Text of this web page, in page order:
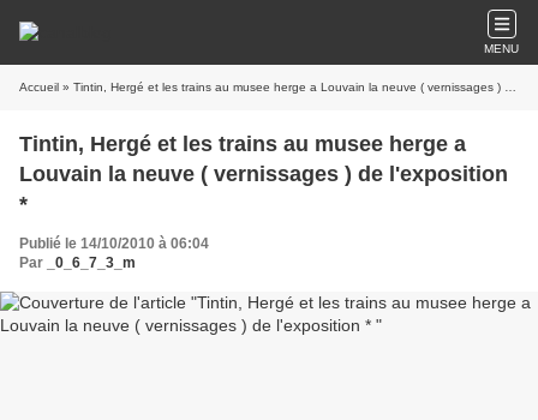
MENU
Accueil » Tintin, Hergé et les trains au musee herge a Louvain la neuve ( vernissages ) de l'exposition *
Tintin, Hergé et les trains au musee herge a
Louvain la neuve ( vernissages ) de l'exposition
*
Publié le 14/10/2010 à 06:04
Par
_0_6_7_3_m